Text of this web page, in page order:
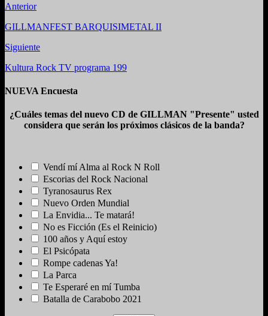
Anterior
GILLMANFEST BARQUISIMETAL II
Siguiente
Kultura Rock TV programa 199
NUEVA Encuesta
¿Cuáles temas del nuevo CD de GILLMAN "Presente" usted
considera que serán los próximos clásicos de la banda?
Vendí mí Alma al Rock N Roll
Escorias del Rock Nacional
Tyranosaurus Rex
Nuevo Orden Mundial
La Envidia... Te matará!
No es Ficción (Es el Reinicio)
100 años y Aquí estoy
El Psicópata
Rompe cadenas Ya!
La Parca
Te Esperaré en mí Tumba
Batalla de Carabobo 2021